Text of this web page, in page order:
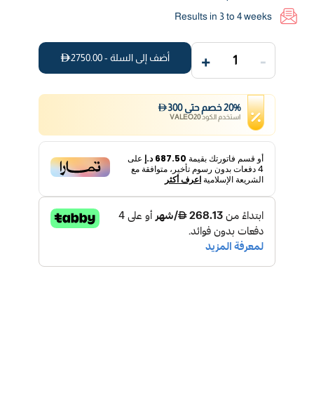
Results in 3 to 4 weeks
-
1
+ أضف إلى السلة -2750.00
20% خصم حتى 300
استخدم الكودVALEO20
أو قسم فاتورتك بقيمة 687.50 د.إ
على
4دفعات بدون رسوم تأخير، متوافقة مع
الشريعة الإسلاميةاعرف أكثر